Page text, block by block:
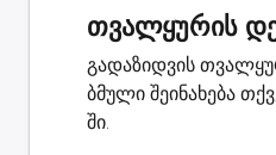
თვალყურის
გადაზიდვის
ბმული შეინახება
ში.